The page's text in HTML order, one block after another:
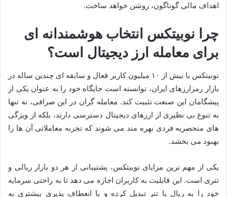
اهداف مالی گوناگون، روشن خواهد ساخت.
چرا نوبیتکس انتخاب هوشمندانه ای
برای معامله ارز دیجیتال است؟
نوبیتکس با بیش از ۱۰ میلیون کاربر فعال و سابقه ای چندین ساله در
بازار رمزارزهای ایران، توانسته است جایگاه خود را به عنوان یکی از
پیشگامان این صنعت تثبیت کند. معامله گران در این صرافی، نه تنها
به تنوع بی نظیری از ارزهای دیجیتال دسترسی دارند، بلکه از ویژگی
های منحصربه فردی بهره مند می شوند که تجربه معاملاتی آن ها را
بهبود می بخشد.
یکی از مهم ترین مزایای نوبیتکس، پشتیبانی از هر دو بازار ریالی و
تتری است. این قابلیت به کاربران اجازه می دهد تا به راحتی سرمایه
خود را به ریال یا تتر تبدیل کرده و با انعطاف پذیری بیشتری به